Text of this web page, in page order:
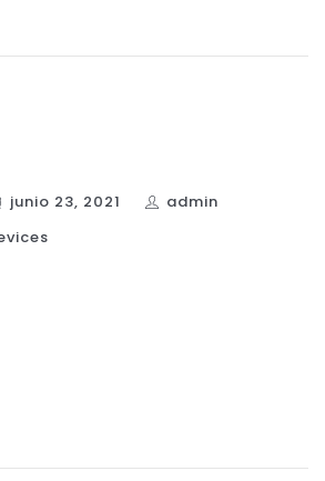
junio 23, 2021
admin